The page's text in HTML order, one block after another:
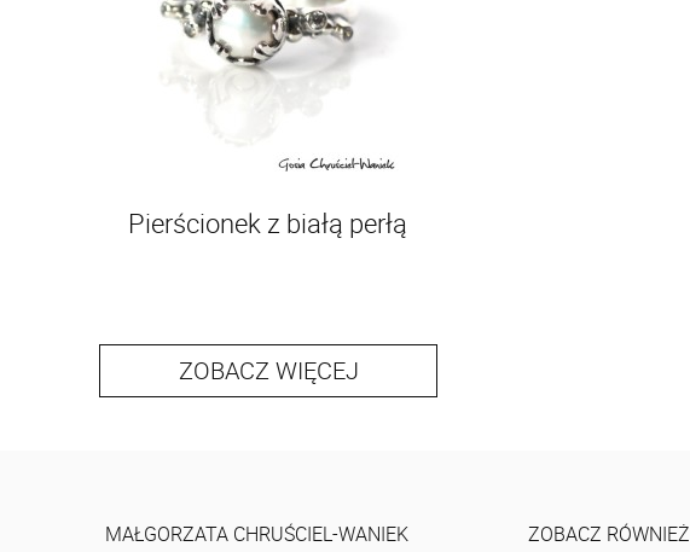
Pierścionek z białą perłą
ZOBACZ WIĘCEJ
MAŁGORZATA CHRUŚCIEL-WANIEK ZOBACZ RÓWNIEŻ